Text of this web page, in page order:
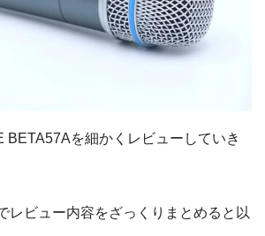
BETA57Aを細かくレビューしていき
レビュー内容をざっくりまとめると以